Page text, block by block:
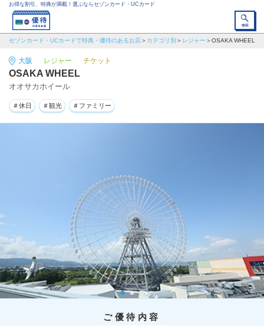
お得な割引、特典が満載！選ぶならセゾンカード・UCカード
セゾンカード・UCカードで特典・優待のあるお店 カテゴリ別 レジャー OSAKA WHEEL
大阪 レジャー チケット
OSAKA WHEEL
オオサカホイール
＃休日 ＃観光 ＃ファミリー
ご優待内容